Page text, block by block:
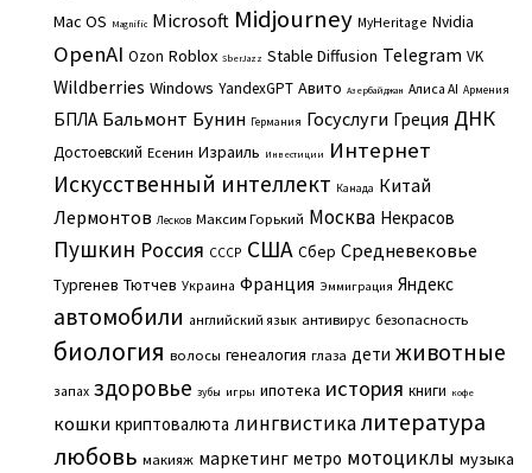
Mac OS Magnific Microsoft Midjourney MyHeritage Nvidia
OpenAI Ozon Roblox SberJazz Stable Diffusion Telegram VK
Wildberries Windows YandexGPT Авито Азербайджан Алиса AI Армения
БПЛА Бальмонт Бунин Германия Госуслуги Греция ДНК
Достоевский Есенин Израиль Инвестиции Интернет
Искусственный интеллект Канада Китай
Лермонтов Лесков Максим Горький Москва Некрасов
Пушкин Россия СССР США Сбер Средневековье
Тургенев Тютчев Украина Франция Эммиграция Яндекс
автомобили английский язык антивирус безопасность
биология волосы генеалогия глаза дети животные
запах здоровье зубы игры ипотека история книги кофе
кошки криптовалюта лингвистикалитература
любовь макияж маркетинг метро мотоциклы музыка